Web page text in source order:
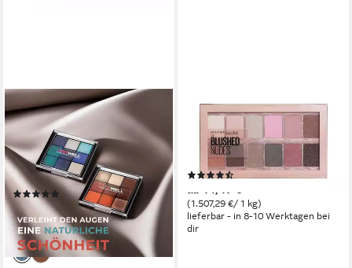
NEWWELL
Lidschatten-Palette Palette -
9 Strahlende Farben Für
Unendliche Make-Up
Kreationen, 9 Farben
(1)
12,90 €
(143,33 €/ 100 g)
lieferbar - in 2-3 Werktagen bei dir
MAYBELLINE NEW YORK
Lidschatten-Palette THE
BLUSH NUDES, mit
verschiedenen Nuancen
(219)
ab 14,47 €
(1.507,29 €/ 1 kg)
lieferbar - in 8-10 Werktagen bei
dir